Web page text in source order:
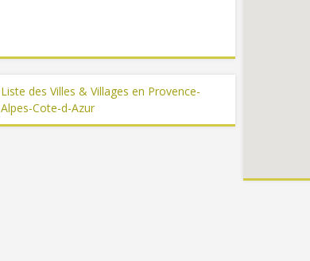
Liste des Villes & Villages en Provence-
Alpes-Cote-d-Azur